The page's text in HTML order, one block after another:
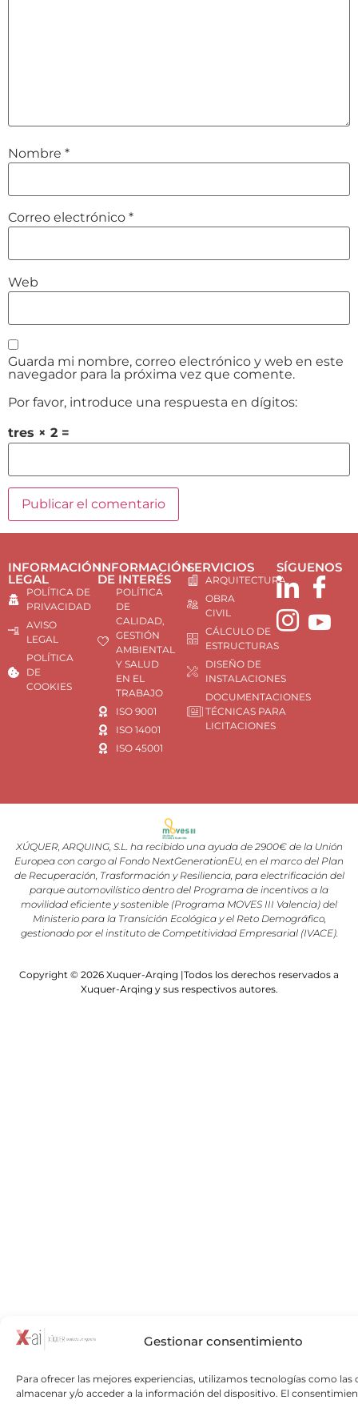
Gestionar consentimiento
Para ofrecer las mejores experiencias, utilizamos tecnologías como las
almacenar y/o acceder a la información del dispositivo. El
Nombre *
Correo electrónico *
Web
Guarda mi nombre, correo electrónico y web en este
navegador para la próxima vez que comente.
Por favor, introduce una respuesta en dígitos:
tres × 2 =
INFORMACIÓN
LEGAL
POLÍTICA DE
PRIVACIDAD
AVISO
LEGAL
POLÍTICA
DE
COOKIES
INFORMACIÓN
DE INTERÉS
POLÍTICA
DE
CALIDAD,
GESTIÓN
AMBIENTAL
Y SALUD
EN EL
TRABAJO
ISO 9001
ISO 14001
ISO 45001
SERVICIOS
ARQUITECTURA
OBRA
CIVIL
CÁLCULO DE
ESTRUCTURAS
DISEÑO DE
INSTALACIONES
DOCUMENTACIONES
TÉCNICAS PARA
LICITACIONES
SÍGUENOS
XÚQUER, ARQUING, S.L. ha recibido una ayuda de 2900€ de la Unión
Europea con cargo al Fondo NextGenerationEU, en el marco del Plan
de Recuperación, Trasformación y Resiliencia, para electrificación del
parque automovilístico dentro del Programa de incentivos a la
movilidad eficiente y sostenible (Programa MOVES III Valencia) del
Ministerio para la Transición Ecológica y el Reto Demográfico,
gestionado por el instituto de Competitividad Empresarial (IVACE).
Copyright © 2026 Xuquer-Arqing |Todos los derechos reservados a
Xuquer-Arqing y sus respectivos autores.